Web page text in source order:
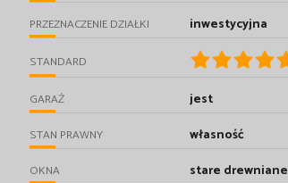
PRZEZNACZENIE DZIAŁKI inwestycyjna
STANDARD
GARAŻ jest
STAN PRAWNY własność
OKNA stare drewniane